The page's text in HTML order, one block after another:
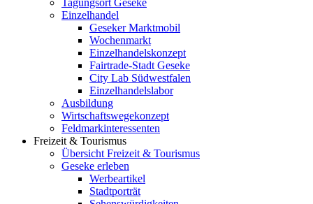
Einzelhandel
Geseker Marktmobil
Wochenmarkt
Einzelhandelskonzept
Fairtrade-Stadt Geseke
City Lab Südwestfalen
Einzelhandelslabor
Ausbildung
Wirtschaftswegekonzept
Feldmarkinteressenten
Freizeit & Tourismus
Übersicht Freizeit & Tourismus
Geseke erleben
Werbeartikel
Stadtporträt